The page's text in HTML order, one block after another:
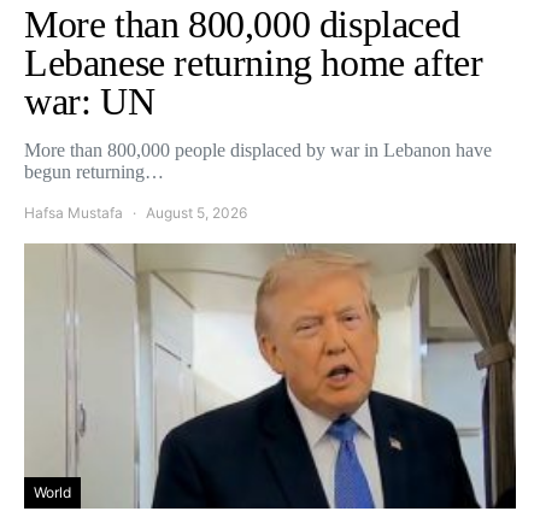
More than 800,000 displaced
Lebanese returning home after
war: UN
More than 800,000 people displaced by war in Lebanon have
begun returning…
Hafsa Mustafa August 5, 2026
World